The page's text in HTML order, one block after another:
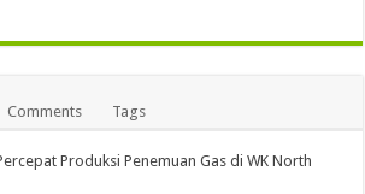
Comments Tags
Produksi Penemuan Gas di WK North